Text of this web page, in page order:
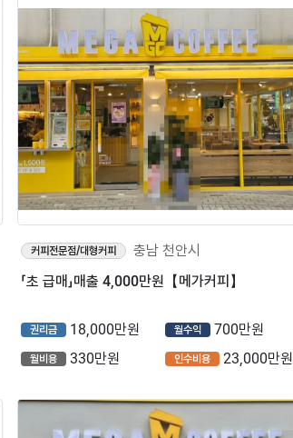
커피전문점/대형커피
충남 천안시
「초 급매」매출 4,000만원【메가커피】
권리금 18,000만원 월수익 700만원
월비용 330만원 인수비용 23,000만원